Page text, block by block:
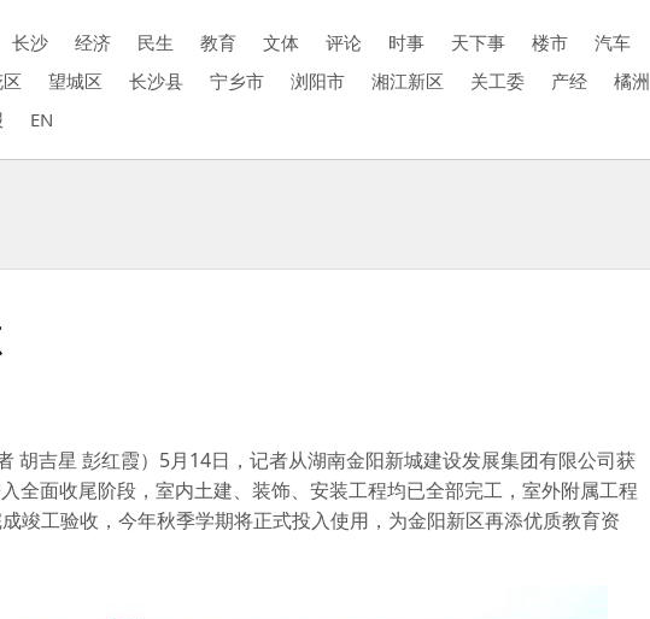
长沙 经济 民生 教育 文体 评论 时事 天下事 楼市 汽车
望城区 长沙县 宁乡市 浏阳市 湘江新区 关工委 产经 橘洲
EN
胡吉星 彭红霞）5月14日，记者从湖南金阳新城建设发展集团有限公司获
全面收尾阶段，室内土建、装饰、安装工程均已全部完工，室外附属工程
竣工验收，今年秋季学期将正式投入使用，为金阳新区再添优质教育资